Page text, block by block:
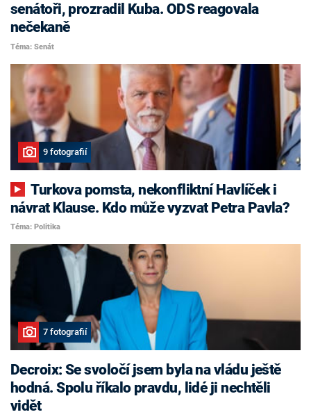
senátoři, prozradil Kuba. ODS reagovala
nečekaně
Téma: Senát
9 fotografií
Turkova pomsta, nekonfliktní Havlíček i
návrat Klause. Kdo může vyzvat Petra Pavla?
Téma: Politika
7 fotografií
Decroix: Se svoločí jsem byla na vládu ještě
hodná. Spolu říkalo pravdu, lidé ji nechtěli
vidět